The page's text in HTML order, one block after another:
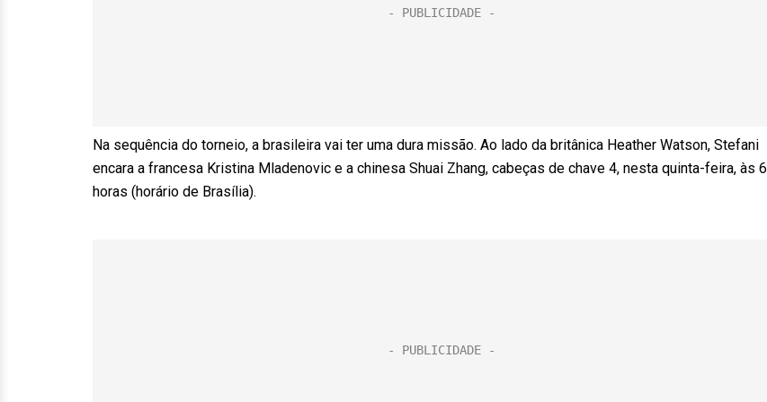
Na sequência do torneio, a brasileira vai ter uma dura missão. Ao lado da britânica Heather Watson, Stefani
encara a francesa Kristina Mladenovic e a chinesa Shuai Zhang, cabeças de chave 4, nesta quinta-feira, às 6
horas (horário de Brasília).